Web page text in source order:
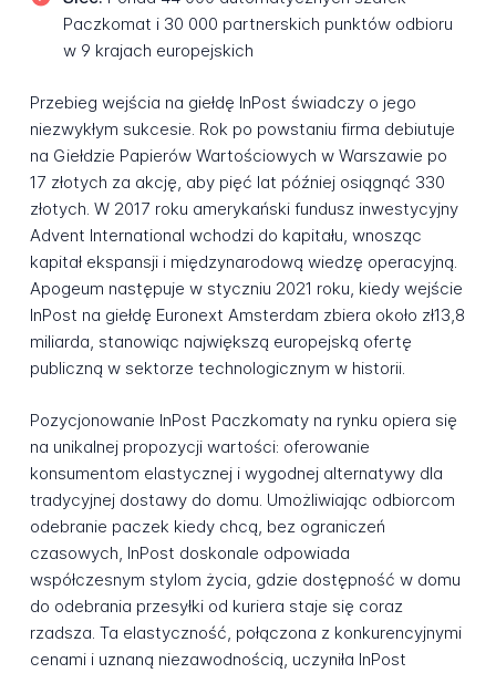
Paczkomat i 30 000 partnerskich punktów odbioru
w 9 krajach europejskich
Przebieg wejścia na giełdę InPost świadczy o jego
niezwykłym sukcesie. Rok po powstaniu firma debiutuje
na Giełdzie Papierów Wartościowych w Warszawie po
17 złotych za akcję, aby pięć lat później osiągnąć 330
złotych. W 2017 roku amerykański fundusz inwestycyjny
Advent International wchodzi do kapitału, wnosząc
kapitał ekspansji i międzynarodową wiedzę operacyjną.
Apogeum następuje w styczniu 2021 roku, kiedy wejście
InPost na giełdę Euronext Amsterdam zbiera około zł13,8
miliarda, stanowiąc największą europejską ofertę
publiczną w sektorze technologicznym w historii.
Pozycjonowanie InPost Paczkomaty na rynku opiera się
na unikalnej propozycji wartości: oferowanie
konsumentom elastycznej i wygodnej alternatywy dla
tradycyjnej dostawy do domu. Umożliwiając odbiorcom
odebranie paczek kiedy chcą, bez ograniczeń
czasowych, InPost doskonale odpowiada
współczesnym stylom życia, gdzie dostępność w domu
do odebrania przesyłki od kuriera staje się coraz
rzadsza. Ta elastyczność, połączona z konkurencyjnymi
cenami i uznaną niezawodnością, uczyniła InPost